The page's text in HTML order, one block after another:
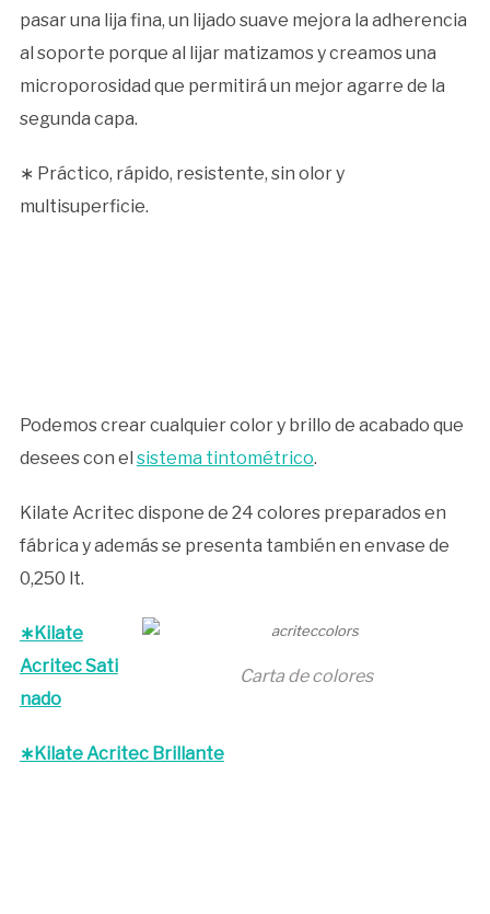
pasar una lija fina, un lijado suave mejora la adherencia
al soporte porque al lijar matizamos y creamos una
microporosidad que permitirá un mejor agarre de la
segunda capa.
∗ Práctico, rápido, resistente, sin olor y
multisuperficie.
Podemos crear cualquier color y brillo de acabado que
desees con el sistema tintométrico.
Kilate Acritec dispone de 24 colores preparados en
fábrica y además se presenta también en envase de
0,250 lt.
Carta de colores
∗ Kilate
Acritec Sati
nado
∗Kilate Acritec Brillante